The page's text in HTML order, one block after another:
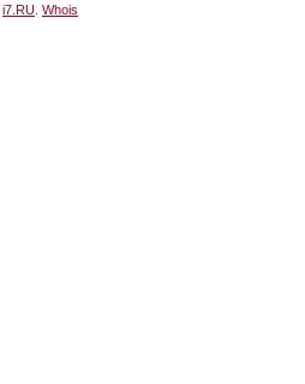
i7.RU Whois